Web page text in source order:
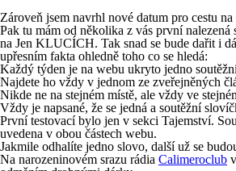
Zároveň jsem navrhl nové datum pro cestu na
Pak tu mám od několika z vás první nalezená
na Jen KLUCÍCH. Tak snad se bude dařit i
upřesním fakta ohledně toho co se hledá:
Každý týden je na webu ukryto jedno
Najdete ho vždy v jednom ze zveřejněných
Nikde ne na stejném místě, ale vždy ve
Vždy je napsané, že se jedná a soutěžní
První testovací bylo jen v sekci Tajemství.
uvedena v obou částech webu.
Jakmile odhalíte jedno slovo, další už se
Na narozeninovém srazu rádia Calimeroclub